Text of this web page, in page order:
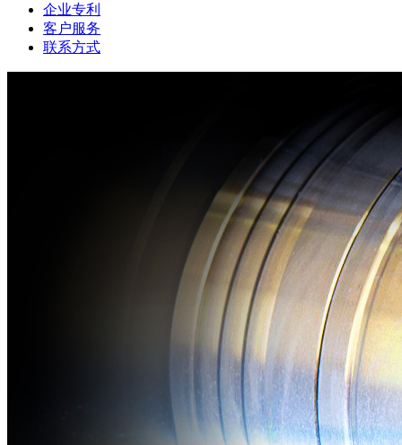
企业专利
客户服务
联系方式